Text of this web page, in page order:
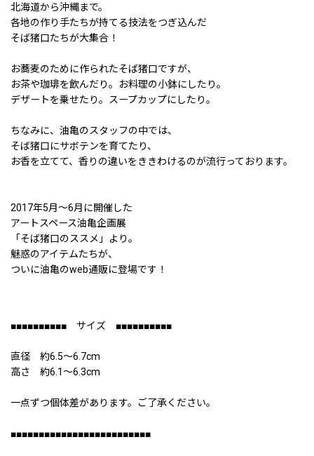
北海道から沖縄まで。
各地の作り手たちが持てる技法をつぎ込んだ
そば猪口たちが大集合！
お蕎麦のために作られたそば猪口ですが、
お茶や珈琲を飲んだり。お料理の小鉢にしたり。
デザートを乗せたり。スープカップにしたり。
ちなみに、油亀のスタッフの中では、
そば猪口にサボテンを育てたり、
お香を立てて、香りの違いをききわけるのが流行っております。
2017年5月〜6月に開催した
アートスペース油亀企画展
「そば猪口のススメ」より。
魅惑のアイテムたちが、
ついに油亀のweb通販に登場です！
■■■■■■■■■■ サイズ ■■■■■■■■■■
直径 約6.5〜6.7cm
高さ 約6.1〜6.3cm
一点ずつ個体差があります。ご了承ください。
■■■■■■■■■■■■■■■■■■■■■■■■■